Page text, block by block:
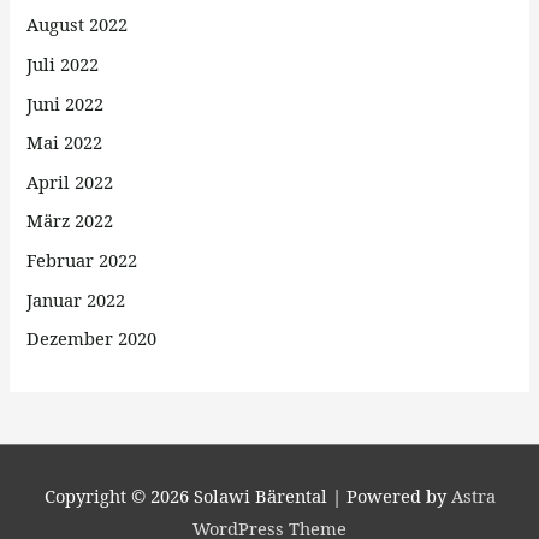
August 2022
Juli 2022
Juni 2022
Mai 2022
April 2022
März 2022
Februar 2022
Januar 2022
Dezember 2020
Copyright © 2026 Solawi Bärental| Powered byAstra
WordPress Theme